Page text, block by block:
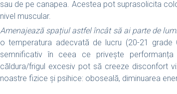
sau de pe canapea. Acestea pot suprasolicita
nivel muscular.
Amenajează spațiul astfel încât să ai parte de
o temperatura adecvată de lucru (20-21 grade
semnificativ în ceea ce privește
căldura/frigul excesiv pot să creeze disconfort
noastre fizice și psihice: oboseală, diminuarea